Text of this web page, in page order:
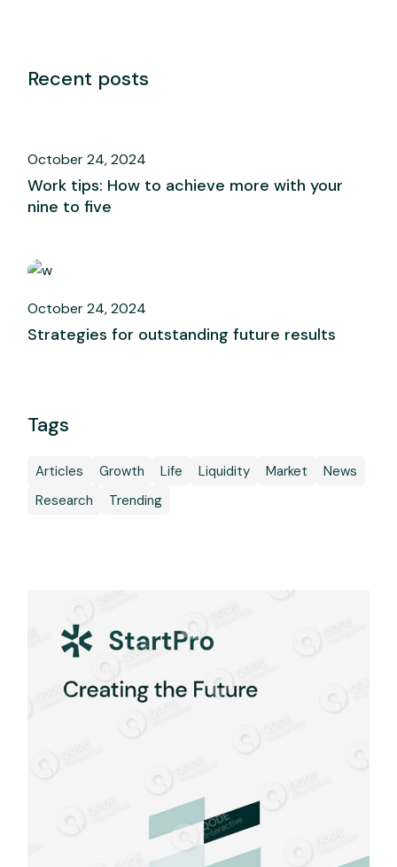
Recent posts
October 24, 2024
Work tips: How to achieve more with your
nine to five
October 24, 2024
Strategies for outstanding future results
Tags
Articles Growth Life Liquidity Market
News
Research
Trending